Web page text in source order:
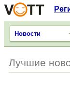
Новости
Лучшие